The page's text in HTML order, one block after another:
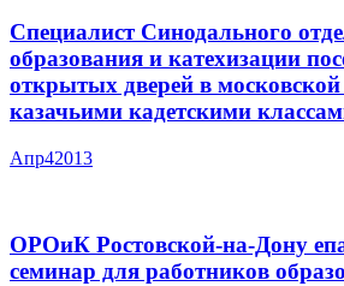
Специалист Синодального
образования и катехизации
открытых дверей в
казачьими кадетскими
Апр42013
ОРОиК Ростовской-на-Дону
семинар для работников